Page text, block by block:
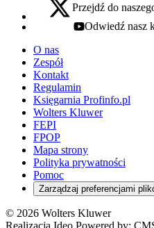
x - otwiera się w nowej karcie
Przejdź do
youtube - otwiera się w
Odwiedź nasz
O nas
Zespół
Kontakt
Regulamin
Księgarnia Profinfo.pl
Wolters Kluwer
FEPI
FPOP
Mapa strony
Polityka prywatności
Pomoc
Zarządzaj preferencjami
© 2026 Wolters Kluwer
Realizacja Ideo Powered by: